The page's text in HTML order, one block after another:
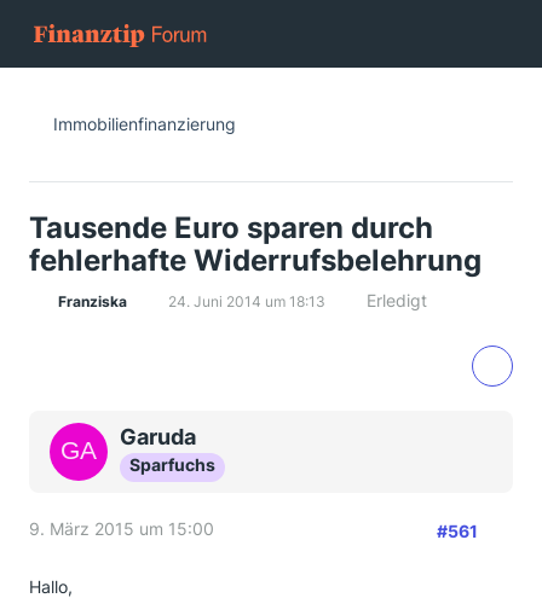
Immobilienfinanzierung
Tausende Euro sparen durch
fehlerhafte Widerrufsbelehrung
Franziska 24. Juni 2014 um 18:13 Erledigt
Garuda
Sparfuchs
9. März 2015 um 15:00 #561
Hallo,